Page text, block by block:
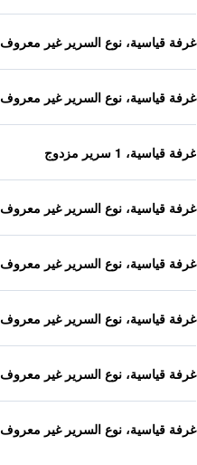
غرفة قياسية، نوع السرير غير معروف
غرفة قياسية، نوع السرير غير معروف
غرفة قياسية، 1 سرير مزدوج
غرفة قياسية، نوع السرير غير معروف
غرفة قياسية، نوع السرير غير معروف
غرفة قياسية، نوع السرير غير معروف
غرفة قياسية، نوع السرير غير معروف
غرفة قياسية، نوع السرير غير معروف